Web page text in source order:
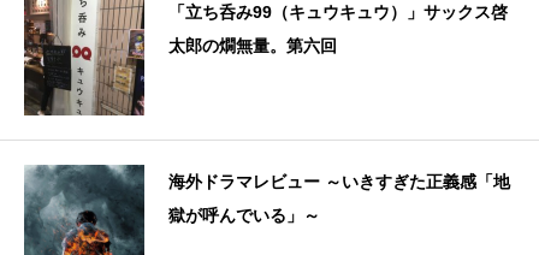
「立ち呑み99（キュウキュウ）」サックス啓
太郎の燗無量。第六回
海外ドラマレビュー ～いきすぎた正義感「地
獄が呼んでいる」～